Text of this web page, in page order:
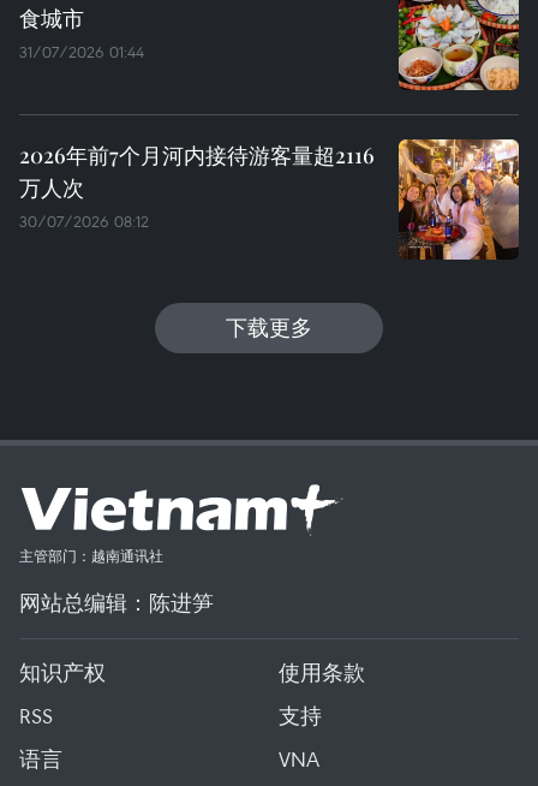
食城市
31/07/2026 01:44
2026年前7个月河内接待游客量超2116
万人次
30/07/2026 08:12
下载更多
主管部门：越南通讯社
网站总编辑：陈进笋
知识产权
使用条款
RSS
支持
语言
VNA